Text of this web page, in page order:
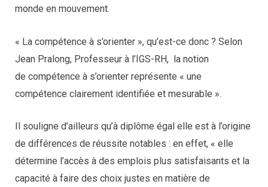
monde en mouvement.
« La compétence à s’orienter », qu’est-ce donc ? Selon
Jean Pralong, Professeur à l’IGS-RH, la notion
de compétence à s’orienter représente « une
compétence clairement identifiée et mesurable ».
Il souligne d’ailleurs qu’à diplôme égal elle est à l’origine
de différences de réussite notables : en effet, « elle
détermine l’accès à des emplois plus satisfaisants et la
capacité à faire des choix justes en matière de